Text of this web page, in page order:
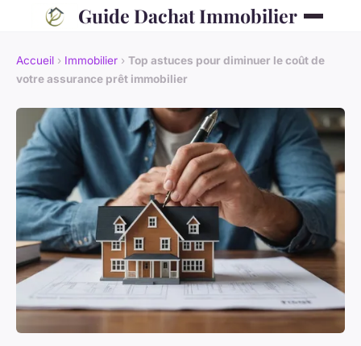
Guide Dachat Immobilier
Accueil › Immobilier › Top astuces pour diminuer le coût de
votre assurance prêt immobilier